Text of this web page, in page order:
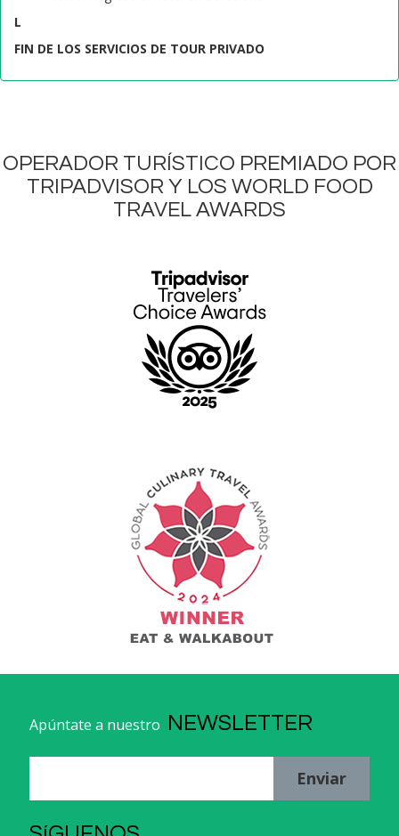
L
FIN DE LOS SERVICIOS DE TOUR PRIVADO
OPERADOR TURÍSTICO PREMIADO POR
TRIPADVISOR Y LOS WORLD FOOD
TRAVEL AWARDS
Apúntate a nuestro NEWSLETTER
Enviar